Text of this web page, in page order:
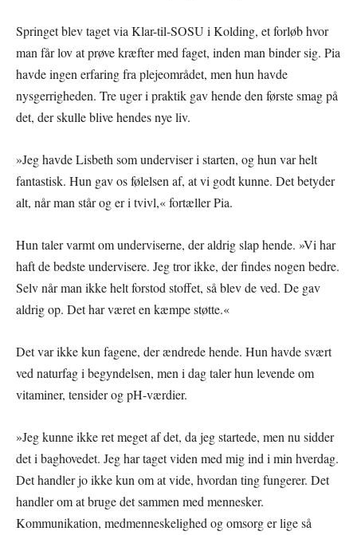
Springet blev taget via Klar-til-SOSU i Kolding, et forløb hvor
man får lov at prøve kræfter med faget, inden man binder sig. Pia
havde ingen erfaring fra plejeområdet, men hun havde
nysgerrigheden. Tre uger i praktik gav hende den første smag på
det, der skulle blive hendes nye liv.
»Jeg havde Lisbeth som underviser i starten, og hun var helt
fantastisk. Hun gav os følelsen af, at vi godt kunne. Det betyder
alt, når man står og er i tvivl,« fortæller Pia.
Hun taler varmt om underviserne, der aldrig slap hende. »Vi har
haft de bedste undervisere. Jeg tror ikke, der findes nogen bedre.
Selv når man ikke helt forstod stoffet, så blev de ved. De gav
aldrig op. Det har været en kæmpe støtte.«
Det var ikke kun fagene, der ændrede hende. Hun havde svært
ved naturfag i begyndelsen, men i dag taler hun levende om
vitaminer, tensider og pH-værdier.
»Jeg kunne ikke ret meget af det, da jeg startede, men nu sidder
det i baghovedet. Jeg har taget viden med mig ind i min hverdag.
Det handler jo ikke kun om at vide, hvordan ting fungerer. Det
handler om at bruge det sammen med mennesker.
Kommunikation, medmenneskelighed og omsorg er lige så